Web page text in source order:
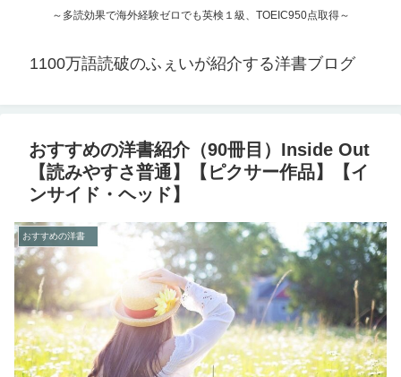
～多読効果で海外経験ゼロでも英検１級、TOEIC950点取得～
1100万語読破のふぇいが紹介する洋書ブログ
おすすめの洋書紹介（90冊目）Inside Out
【読みやすさ普通】【ピクサー作品】【イ
ンサイド・ヘッド】
おすすめの洋書